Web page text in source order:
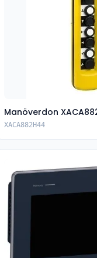
Manöverdon
XACA882H44